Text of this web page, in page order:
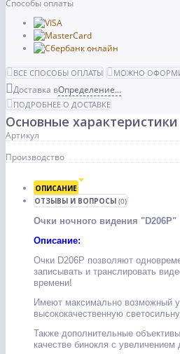
Способы оплаты
ВСЕ СПОСОБЫ ОПЛАТЫ МОЖНО
Доставка вОпределение...
ПОДРОБНЕЕ О ДОСТАВКЕ
Основные характеристики
Артикул
Производство
ОПИСАНИЕ
ОТЗЫВЫ И ВОПРОСЫ (0)
Очки ночного видения "D206P"
Описание:
Очки D206P позволяют
записывать и транслировать
времени!
Имеют максимально возможный
высококачественную
Также дополнительные
качестве бинокля с увеличением